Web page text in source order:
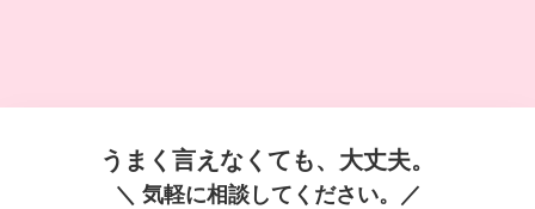
うまく言えなくても、大丈夫。
＼ 気軽に相談してください。／